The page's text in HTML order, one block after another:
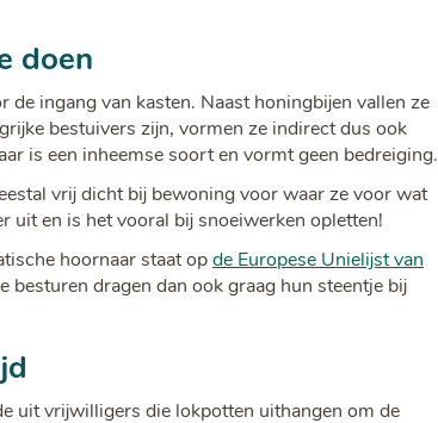
doen
ingang van kasten. Naast honingbijen vallen ze
bestuivers zijn, vormen ze indirect dus ook
is een inheemse soort en vormt geen bedreiging.
vrij dicht bij bewoning voor waar ze voor wat
uit en is het vooral bij snoeiwerken opletten!
hoornaar staat opde Europese Unielijst van
besturen dragen dan ook graag hun steentje bij
uit vrijwilligers die lokpotten uithangen om de